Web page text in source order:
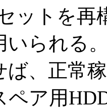
ットを再
いられる
ば、正常
ペア用